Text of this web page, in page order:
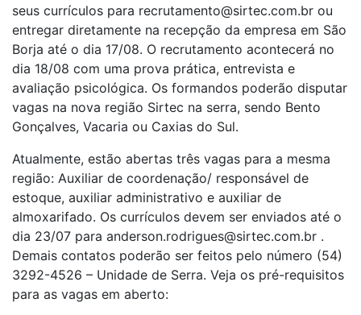
seus currículos para recrutamento@sirtec.com.br ou
entregar diretamente na recepção da empresa em São
Borja até o dia 17/08. O recrutamento acontecerá no
dia 18/08 com uma prova prática, entrevista e
avaliação psicológica. Os formandos poderão disputar
vagas na nova região Sirtec na serra, sendo Bento
Gonçalves, Vacaria ou Caxias do Sul.
Atualmente, estão abertas três vagas para a mesma
região: Auxiliar de coordenação/ responsável de
estoque, auxiliar administrativo e auxiliar de
almoxarifado. Os currículos devem ser enviados até o
dia 23/07 para anderson.rodrigues@sirtec.com.br .
Demais contatos poderão ser feitos pelo número (54)
3292-4526 – Unidade de Serra. Veja os pré-requisitos
para as vagas em aberto: